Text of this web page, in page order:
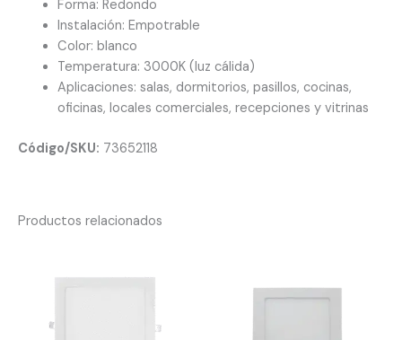
Forma: Redondo
Instalación: Empotrable
Color: blanco
Temperatura: 3000K (luz cálida)
Aplicaciones: salas, dormitorios, pasillos, cocinas,
oficinas, locales comerciales, recepciones y vitrinas
Código/SKU: 73652118
Productos relacionados